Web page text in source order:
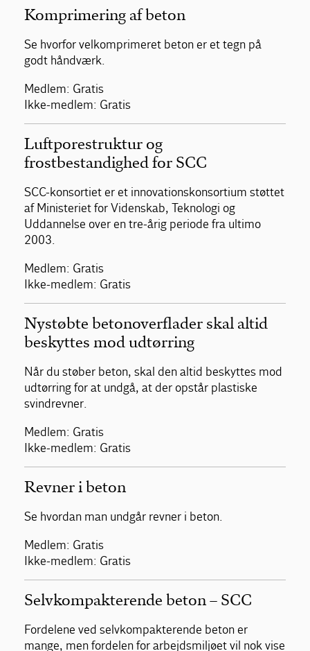
Komprimering af beton
Se hvorfor velkomprimeret beton er et tegn på
godt håndværk.
Medlem: Gratis
Ikke-medlem: Gratis
Luftporestruktur og
frostbestandighed for SCC
SCC-konsortiet er et innovationskonsortium støttet
af Ministeriet for Videnskab, Teknologi og
Uddannelse over en tre-årig periode fra ultimo
2003.
Medlem: Gratis
Ikke-medlem: Gratis
Nystøbte betonoverflader skal altid
beskyttes mod udtørring
Når du støber beton, skal den altid beskyttes mod
udtørring for at undgå, at der opstår plastiske
svindrevner.
Medlem: Gratis
Ikke-medlem: Gratis
Revner i beton
Se hvordan man undgår revner i beton.
Medlem: Gratis
Ikke-medlem: Gratis
Selvkompakterende beton – SCC
Fordelene ved selvkompakterende beton er
mange, men fordelen for arbejdsmiljøet vil nok vise